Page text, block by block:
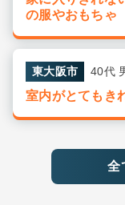
の服やおもちゃ
東大阪市 40代
室内がとてもき
全